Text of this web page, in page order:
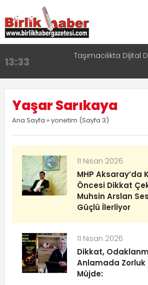
13:33 Taşımacılıkta Dijital
Aksaray OSB Bölge
16:00
Aksaray Esnaf Rehberi ile
Aksaray Esnaf
11:30
Birlikhaber.com Yayın
Yaşar Sarıkaya
Ana Sayfa » yonetim (Sayfa 3)
11 Nisan 2026
MHP Aksaray’da
Öncesi Dikkat
Muhsin Arslan
Güçlü İlerliyor
11 Nisan 2026
Dikkat,
Anlamada
Müjde: